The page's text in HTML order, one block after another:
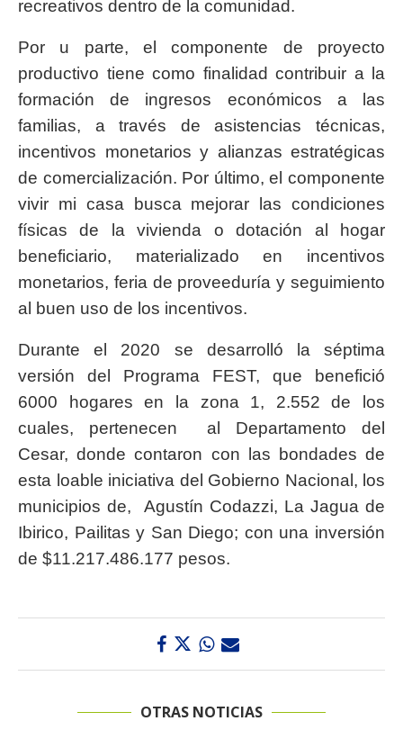
recreativos dentro de la comunidad.
Por u parte, el componente de proyecto
productivo tiene como finalidad contribuir a la
formación de ingresos económicos a las
familias, a través de asistencias técnicas,
incentivos monetarios y alianzas estratégicas
de comercialización. Por último, el componente
vivir mi casa busca mejorar las condiciones
físicas de la vivienda o dotación al hogar
beneficiario, materializado en incentivos
monetarios, feria de proveeduría y seguimiento
al buen uso de los incentivos.
Durante el 2020 se desarrolló la séptima
versión del Programa FEST, que benefició
6000 hogares en la zona 1, 2.552 de los
cuales, pertenecen al Departamento del
Cesar, donde contaron con las bondades de
esta loable iniciativa del Gobierno Nacional, los
municipios de, Agustín Codazzi, La Jagua de
Ibirico, Pailitas y San Diego; con una inversión
de $11.217.486.177 pesos.
OTRAS NOTICIAS